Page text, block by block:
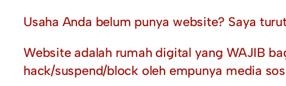
Usaha Anda belum punya website? Saya
Website adalah rumah digital yang WAJIB
hack/suspend/block oleh empunya media